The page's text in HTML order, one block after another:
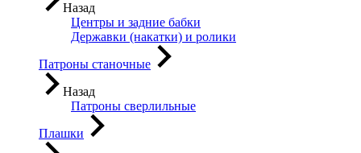
Назад
Центры и задние бабки
Державки (накатки) и ролики
Патроны станочные
Назад
Патроны сверлильные
Плашки